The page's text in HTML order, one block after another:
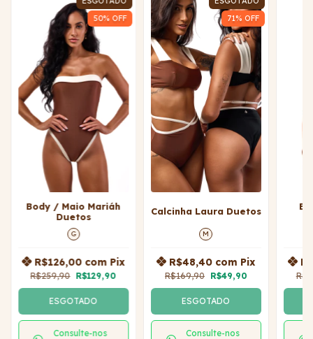
50% OFF
Body / Maio Mariáh
Duetos
G
R$259,90 R$129,90
R$126,00 com Pix
ESGOTADO
Consulte-nos
71% OFF
Calcinha Laura Duetos
M
R$169,90 R$49,90
R$48,40 com Pix
ESGOTADO
Consulte-nos